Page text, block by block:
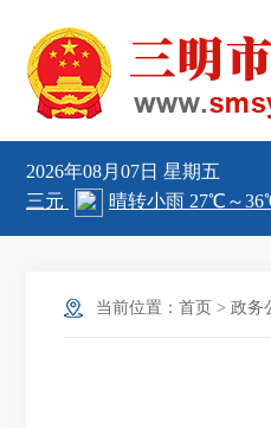
2026年08月07日 星期五
当前位置： 首页 > 政务